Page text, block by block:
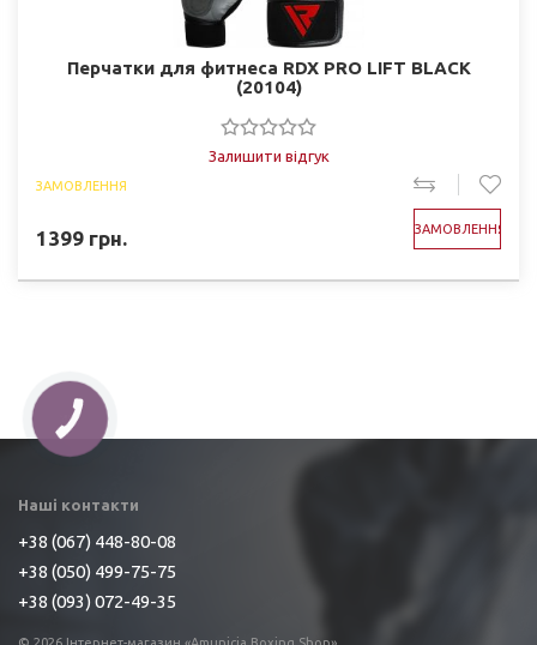
Перчатки для фитнеса RDX PRO LIFT BLACK
(20104)
Залишити відгук
ЗАМОВЛЕННЯ
1399 грн. ЗАМОВЛЕННЯ
Наші контакти
+38 (067) 448-80-08
+38 (050) 499-75-75
+38 (093) 072-49-35